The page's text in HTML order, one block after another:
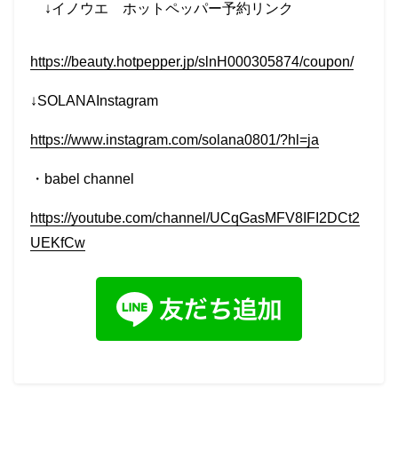
↓イノウエ ホットペッパー予約リンク
https://beauty.hotpepper.jp/slnH000305874/coupon/
↓SOLANAInstagram
https://www.instagram.com/solana0801/?hl=ja
・ babel channel
https://youtube.com/channel/UCqGasMFV8IFI2DCt2
UEKfCw